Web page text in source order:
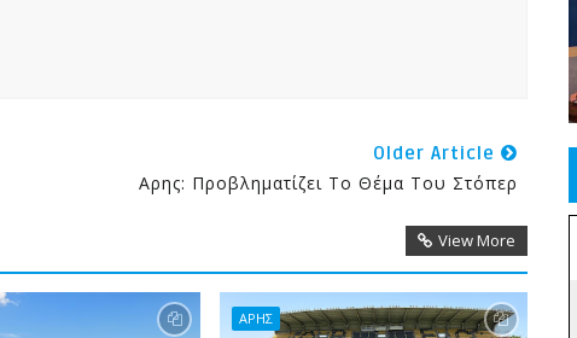
Older Article
Αρης: Προβληματίζει Το Θέμα Του Στόπερ
View More
ΑΡΗΣ